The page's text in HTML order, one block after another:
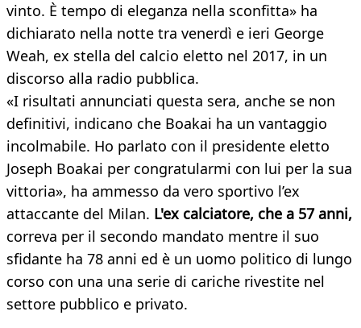
vinto. È tempo di eleganza nella sconfitta» ha
dichiarato nella notte tra venerdì e ieri George
Weah, ex stella del calcio eletto nel 2017, in un
discorso alla radio pubblica.
«I risultati annunciati questa sera, anche se non
definitivi, indicano che Boakai ha un vantaggio
incolmabile. Ho parlato con il presidente eletto
Joseph Boakai per congratularmi con lui per la sua
vittoria», ha ammesso da vero sportivo l’ex
attaccante del Milan. L'ex calciatore, che a 57 anni,
correva per il secondo mandato mentre il suo
sfidante ha 78 anni ed è un uomo politico di lungo
corso con una una serie di cariche rivestite nel
settore pubblico e privato.